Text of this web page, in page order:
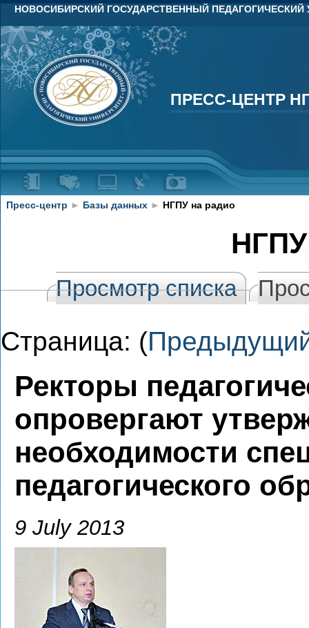
НОВОСИБИРСКИЙ ГОСУДАРСТВЕННЫЙ ПЕДАГОГИЧЕСКИЙ
ПРЕСС-ЦЕНТР
ПРЕСС-ЦЕНТР
Пресс-центр ► Базы данных ► НГПУ на радио
Просмотр списка
Страница: (
Ректоры
опровергают
необходимости
педагогического
9 July 2013